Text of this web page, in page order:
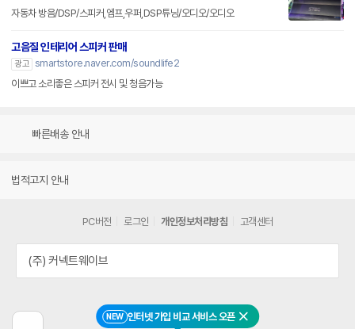
NEW 인터넷 가입 비교 서비스 오픈 닫기
자동차 방음/DSP/스피커,엠프,우퍼,DSP튜닝/오디오/오디오
고음질 인테리어 스피커 판매
광고 smartstore.naver.com/soundlife2
이쁘고 소리좋은 스피커 전시 및 청음가능
빠른배송 안내
법적고지 안내
PC버전 로그인 개인정보처리방침 고객센터
(주) 커넥트웨이브